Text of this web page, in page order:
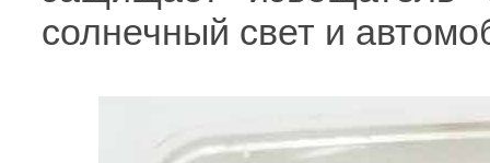
солнечный свет и